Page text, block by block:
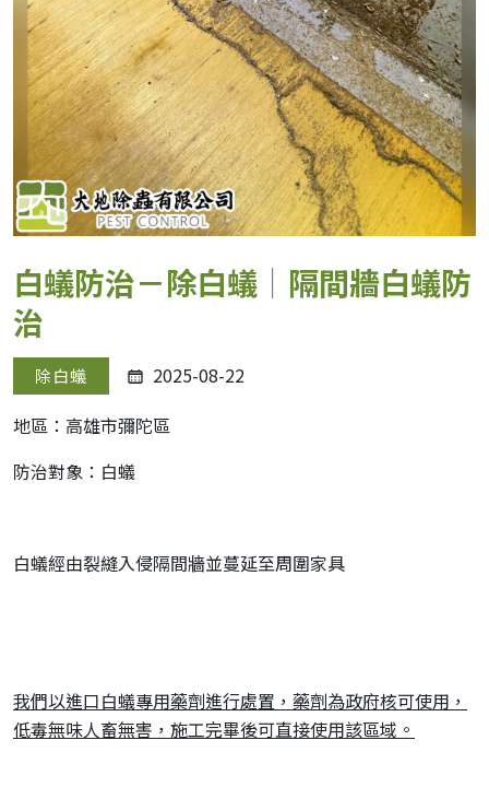
白蟻防治－除白蟻｜隔間牆白蟻防
治
除白蟻
2025-08-22
地區：高雄市彌陀區
防治對象：白蟻
白蟻經由裂縫入侵隔間牆並蔓延至周圍家具
我們以進口白蟻專用藥劑進行處置，藥劑為政府核可使用，
低毒無味人畜無害，施工完畢後可直接使用該區域。